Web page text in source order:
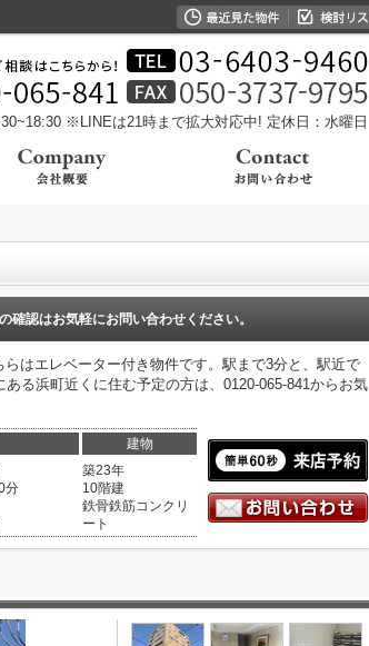
※LINEは21時まで拡大対応中! 定休日：水曜日
確認はお気軽にお問い合わせください。
はエレベーター付き物件です。駅まで3分と、駅近で
る浜町近くに住む予定の方は、0120-065-841からお気
建物
分
築23年
10階建
鉄骨鉄筋コンクリ
ート